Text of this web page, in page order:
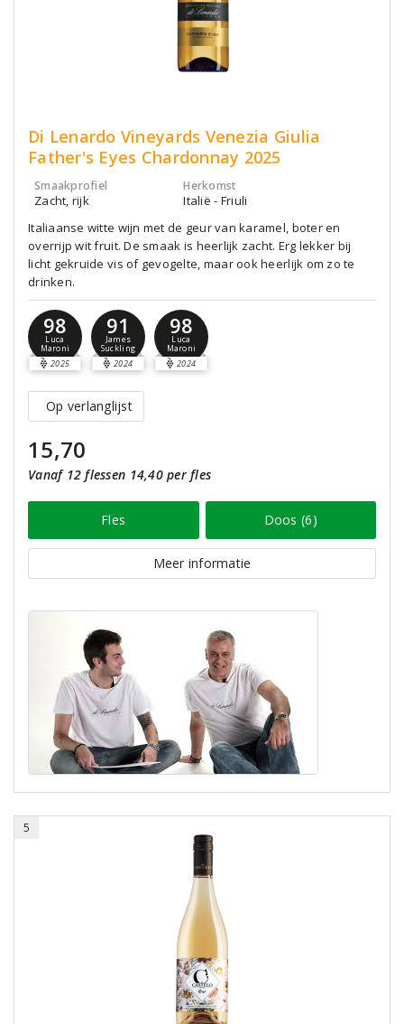
Di Lenardo Vineyards Venezia Giulia
Father's Eyes Chardonnay 2025
Smaakprofiel
Zacht, rijk
Herkomst
Italië - Friuli
Italiaanse witte wijn met de geur van karamel, boter en
overrijp wit fruit. De smaak is heerlijk zacht. Erg lekker bij
licht gekruide vis of gevogelte, maar ook heerlijk om zo te
drinken.
98
Luca
Maroni
2025
91
James
Suckling
2024
98
Luca
Maroni
2024
Op verlanglijst
15,70
Vanaf 12 flessen 14,40 per fles
Fles Doos (6)
Meer informatie
5